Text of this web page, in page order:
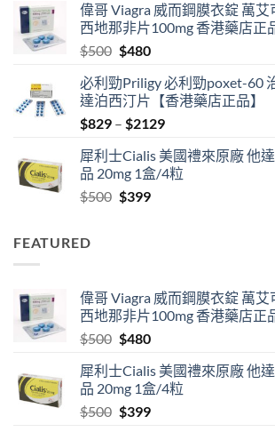
$529
through
偉哥 Viagra 威而鋼膜衣錠 萬
西地那非片100mg 香港藥店正
$500 Original
was:
$500.
$480Current
is:
$480.
必利勁Priligy 必利勁poxet-60
達泊西汀片【香港藥店正品】
$829 – $2129Price
$829
through
犀利士Cialis 美國禮來原廠 他
品 20mg 1盒/4粒
$500 Original
$399Current
FEATURED
偉哥 Viagra 威而鋼膜衣錠 萬
西地那非片100mg 香港藥店正
$500 Original
was:
$500.
$480Current
is:
$480.
犀利士Cialis 美國禮來原廠 他
品 20mg 1盒/4粒
$500 Original
$399Current